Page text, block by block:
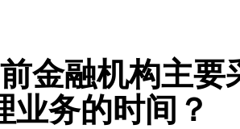
金融机构主
业务的时间？